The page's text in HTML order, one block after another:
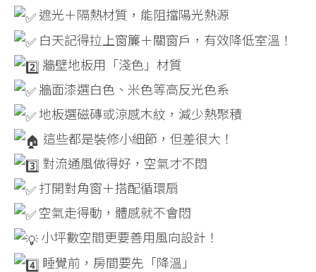
遮光＋隔熱材質，能阻擋陽光熱源
白天記得拉上窗簾＋關窗戶，有效降低室溫！
牆壁地板用「淺色」材質
牆面漆選白色、米色等高反光色系
地板選磁磚或涼感木紋，減少熱聚積
這些都是裝修小細節，但差很大！
對流通風做得好，空氣才不悶
打開對角窗＋搭配循環扇
空氣走得動，體感就不會悶
小坪數空間更要善用風向設計！
睡覺前，房間要先「降溫」